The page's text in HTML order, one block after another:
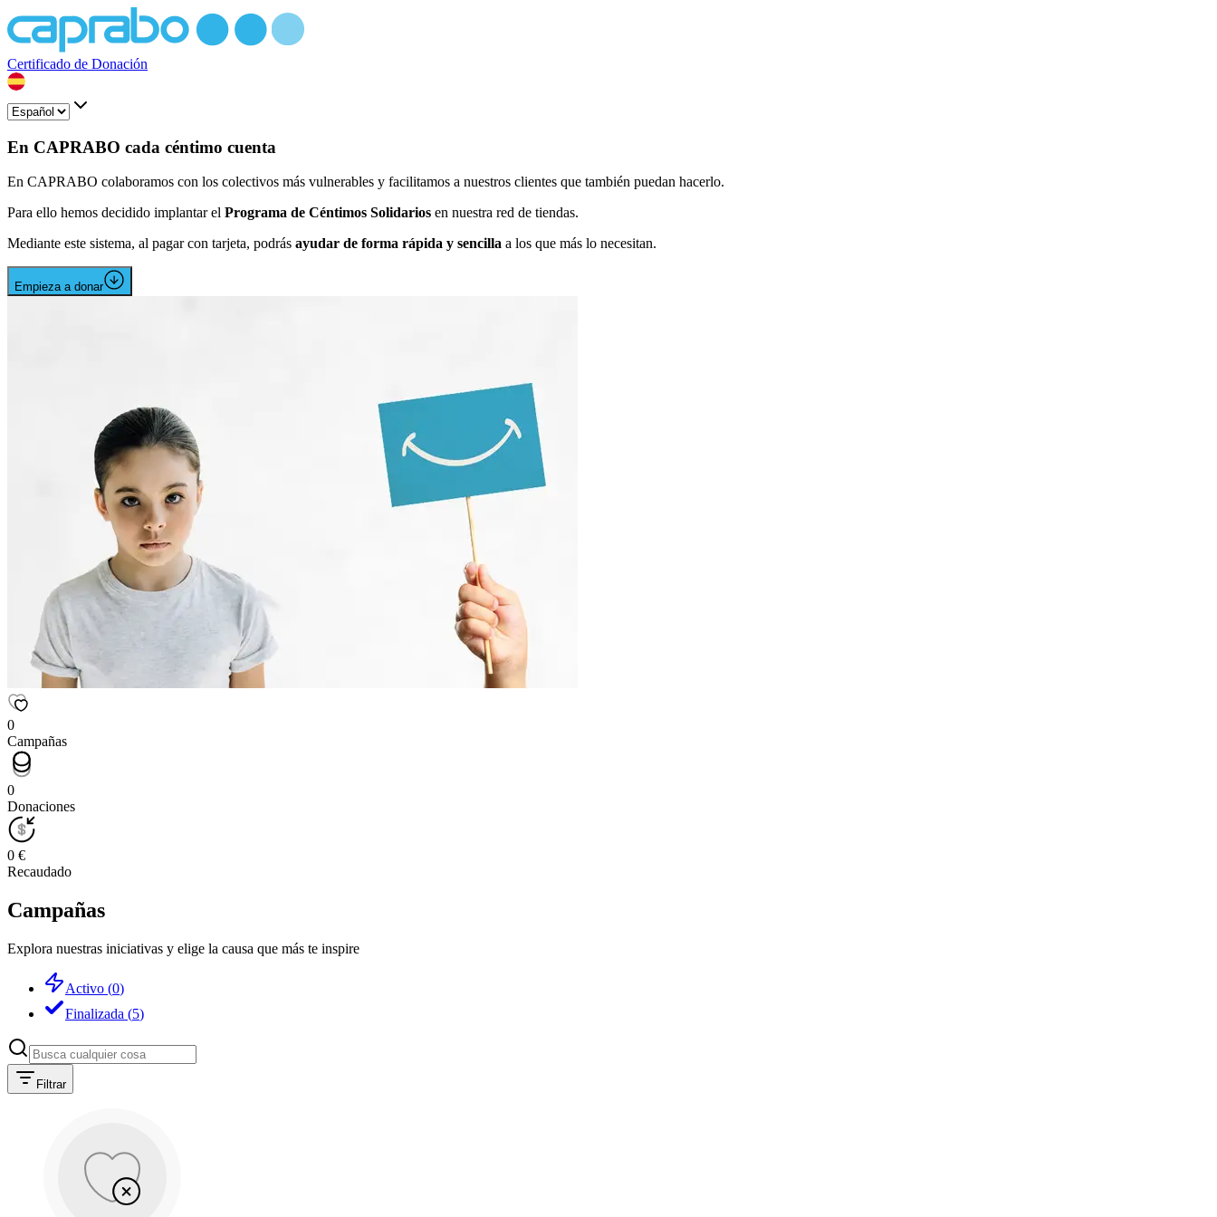
Certificado de Donación
En CAPRABO cada céntimo cuenta
En CAPRABO colaboramos con los colectivos más vulnerables y facilitamos a nuestros clientes que también puedan hacerlo.
Para ello hemos decidido implantar el Programa de Céntimos Solidarios en nuestra red de tiendas.
Mediante este sistema, al pagar con tarjeta, podrás ayudar de forma rápida y sencilla a los que más lo necesitan.
Empieza a donar
0
Campañas
0
Donaciones
0 €
Recaudado
Campañas
Explora nuestras iniciativas y elige la causa que más te inspire
Activo (0)
Finalizada (5)
Filtrar